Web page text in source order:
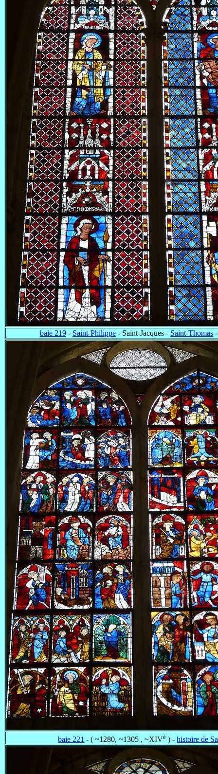
baie 219 - Saint-Philippe - Saint-Jacques - Saint-Thomas
baie 221 - ( ~1280, ~1305 , ~XIVè ) -histoire de